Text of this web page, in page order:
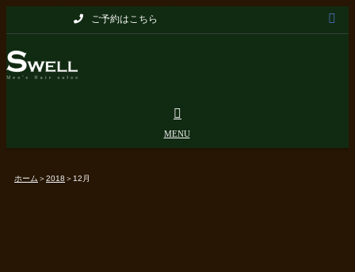
content
ご予約はこちら
ホーム ＞2018 ＞ 12月